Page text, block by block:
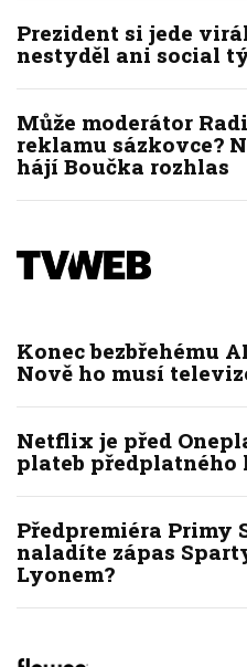
Prezident si jede
nestyděl ani social
Může moderátor
reklamu sázkovce?
hájí Boučka rozhlas
Konec bezbřehému
Nově ho musí
Netflix je před
plateb předplatného
Předpremiéra Primy
naladíte zápas
Lyonem?